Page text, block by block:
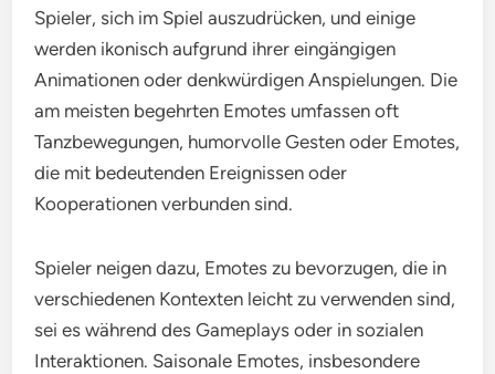
Spieler, sich im Spiel auszudrücken, und einige
werden ikonisch aufgrund ihrer eingängigen
Animationen oder denkwürdigen Anspielungen. Die
am meisten begehrten Emotes umfassen oft
Tanzbewegungen, humorvolle Gesten oder Emotes,
die mit bedeutenden Ereignissen oder
Kooperationen verbunden sind.
Spieler neigen dazu, Emotes zu bevorzugen, die in
verschiedenen Kontexten leicht zu verwenden sind,
sei es während des Gameplays oder in sozialen
Interaktionen. Saisonale Emotes, insbesondere